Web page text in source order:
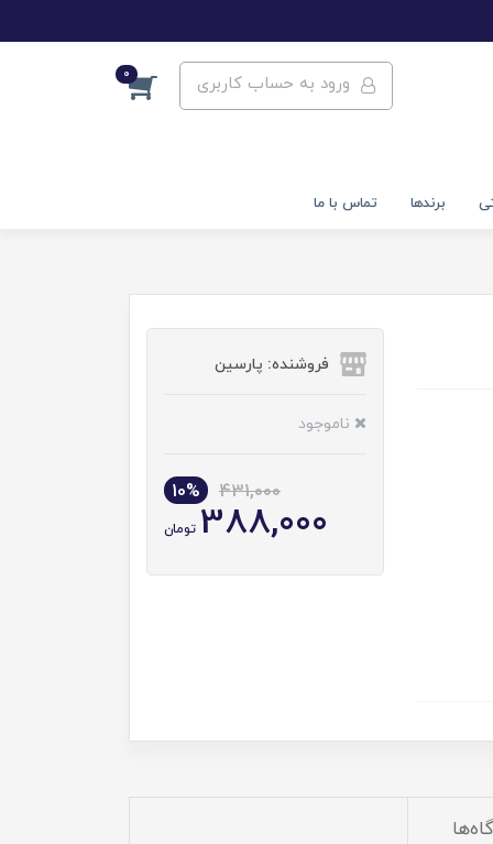
ورود به حساب کاربری 0
برندها تماس با ما
فروشنده: پارسین
ناموجود
431,000
10%
388,000 تومان